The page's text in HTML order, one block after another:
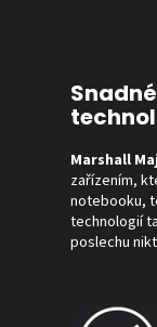
Marshall
zařízením,
notebooku,
technologií
poslechu